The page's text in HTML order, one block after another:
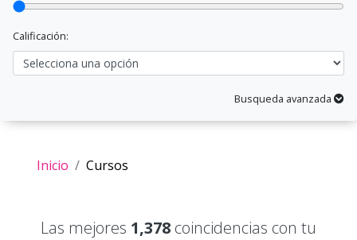
Calificación:
Busqueda avanzada
Inicio Cursos
Las mejores 1,378 coincidencias con tu